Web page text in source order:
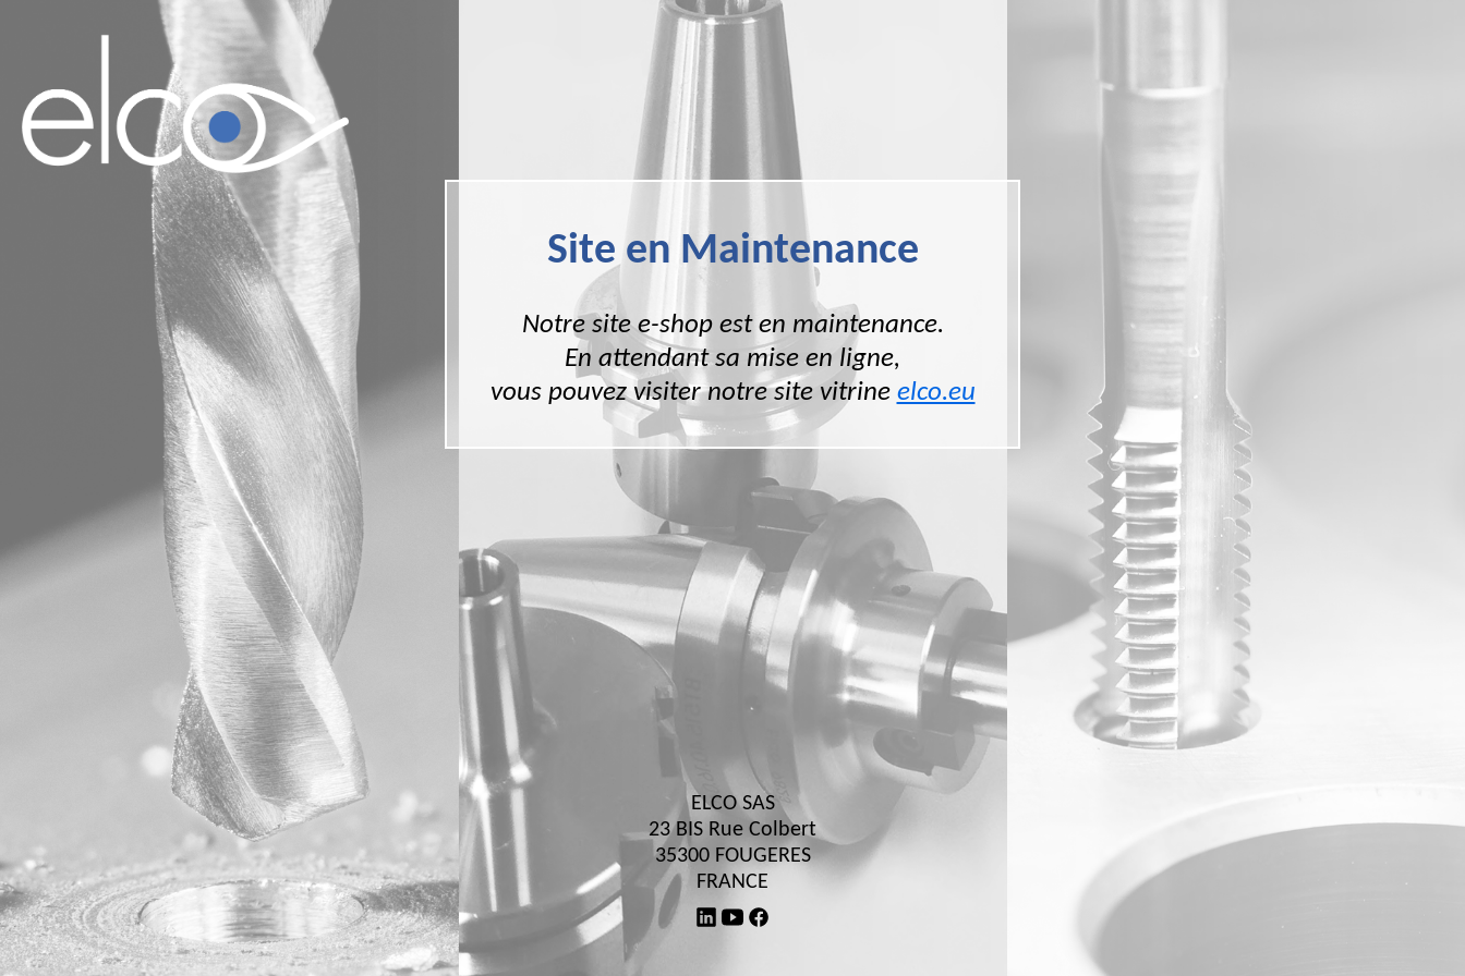
Site en Maintenance
Notre site e-shop est en maintenance.
En attendant sa mise en ligne,
vous pouvez visiter notre site vitrine elco.eu
ELCO SAS
23 BIS Rue Colbert
35300 FOUGERES
FRANCE